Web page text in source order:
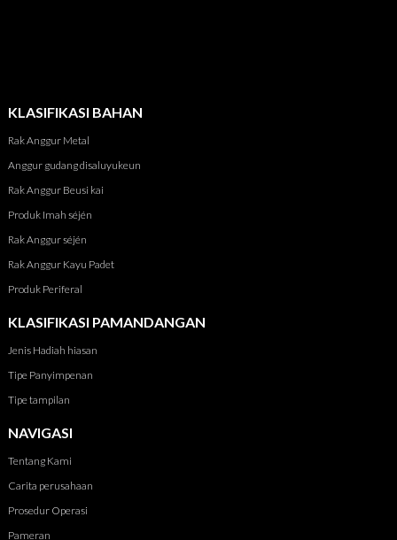
KLASIFIKASI BAHAN
Rak Anggur Metal
Anggur gudang disaluyukeun
Rak Anggur Beusi kai
Produk Imah séjén
Rak Anggur séjén
Rak Anggur Kayu Padet
Produk Periferal
KLASIFIKASI PAMANDANGAN
Jenis Hadiah hiasan
Tipe Panyimpenan
Tipe tampilan
NAVIGASI
Tentang Kami
Carita perusahaan
Prosedur Operasi
Pameran